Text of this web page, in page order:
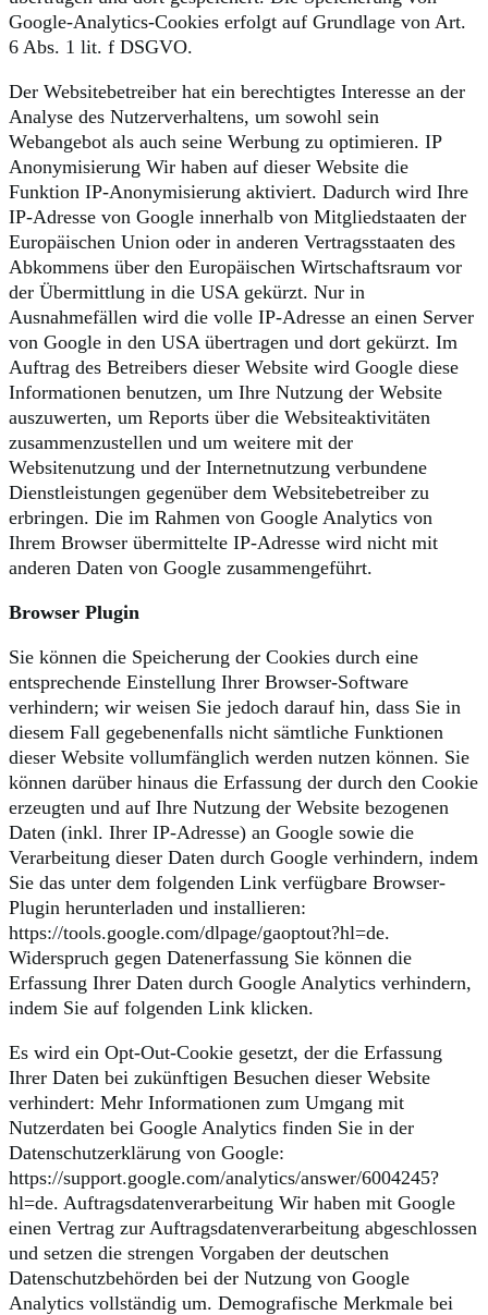
Google-Analytics-Cookies erfolgt auf Grundlage von Art.
6 Abs. 1 lit. f DSGVO.
Der Websitebetreiber hat ein berechtigtes Interesse an der
Analyse des Nutzerverhaltens, um sowohl sein
Webangebot als auch seine Werbung zu optimieren. IP
Anonymisierung Wir haben auf dieser Website die
Funktion IP-Anonymisierung aktiviert. Dadurch wird Ihre
IP-Adresse von Google innerhalb von Mitgliedstaaten der
Europäischen Union oder in anderen Vertragsstaaten des
Abkommens über den Europäischen Wirtschaftsraum vor
der Übermittlung in die USA gekürzt. Nur in
Ausnahmefällen wird die volle IP-Adresse an einen Server
von Google in den USA übertragen und dort gekürzt. Im
Auftrag des Betreibers dieser Website wird Google diese
Informationen benutzen, um Ihre Nutzung der Website
auszuwerten, um Reports über die Websiteaktivitäten
zusammenzustellen und um weitere mit der
Websitenutzung und der Internetnutzung verbundene
Dienstleistungen gegenüber dem Websitebetreiber zu
erbringen. Die im Rahmen von Google Analytics von
Ihrem Browser übermittelte IP-Adresse wird nicht mit
anderen Daten von Google zusammengeführt.
Browser Plugin
Sie können die Speicherung der Cookies durch eine
entsprechende Einstellung Ihrer Browser-Software
verhindern; wir weisen Sie jedoch darauf hin, dass Sie in
diesem Fall gegebenenfalls nicht sämtliche Funktionen
dieser Website vollumfänglich werden nutzen können. Sie
können darüber hinaus die Erfassung der durch den Cookie
erzeugten und auf Ihre Nutzung der Website bezogenen
Daten (inkl. Ihrer IP-Adresse) an Google sowie die
Verarbeitung dieser Daten durch Google verhindern, indem
Sie das unter dem folgenden Link verfügbare Browser-
Plugin herunterladen und installieren:
https://tools.google.com/dlpage/gaoptout?hl=de.
Widerspruch gegen Datenerfassung Sie können die
Erfassung Ihrer Daten durch Google Analytics verhindern,
indem Sie auf folgenden Link klicken.
Es wird ein Opt-Out-Cookie gesetzt, der die Erfassung
Ihrer Daten bei zukünftigen Besuchen dieser Website
verhindert: Mehr Informationen zum Umgang mit
Nutzerdaten bei Google Analytics finden Sie in der
Datenschutzerklärung von Google:
https://support.google.com/analytics/answer/6004245?
hl=de. Auftragsdatenverarbeitung Wir haben mit Google
einen Vertrag zur Auftragsdatenverarbeitung abgeschlossen
und setzen die strengen Vorgaben der deutschen
Datenschutzbehörden bei der Nutzung von Google
Analytics vollständig um. Demografische Merkmale bei